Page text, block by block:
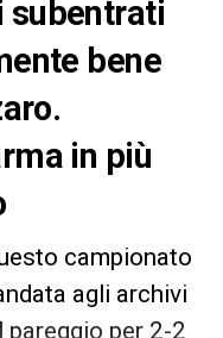
subentrati
bene
in più
campionato
agli archivi
pareggio per 2-2